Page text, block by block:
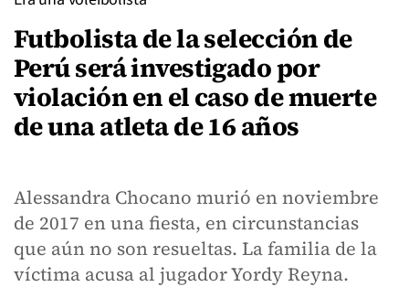
Futbolista de la selección de
Perú será investigado por
violación en el caso de muerte
de una atleta de 16 años
Alessandra Chocano murió en noviembre
de 2017 en una fiesta, en circunstancias
que aún no son resueltas. La familia de la
víctima acusa al jugador Yordy Reyna.